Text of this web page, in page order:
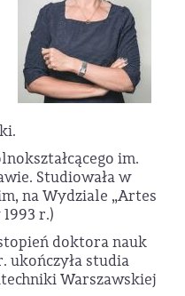
im.
Studiowała w
na Wydziale „Artes
r.)
doktora nauk
ukończyła studia
Warszawskiej